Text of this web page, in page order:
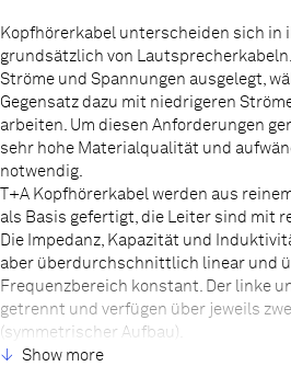
Kopfhörerkabel unterscheiden sich in
grundsätzlich von
Ströme und Spannungen ausgelegt,
Gegensatz dazu mit niedrigeren
arbeiten. Um diesen Anforderungen
sehr hohe Materialqualität und
notwendig.
T+A Kopfhörerkabel werden aus
als Basis gefertigt, die Leiter sind mit
Die Impedanz, Kapazität und
aber überdurchschnittlich linear und
Frequenzbereich konstant. Der linke
getrennt und verfügen über jeweils
(symmetrischer Aufbau).
Um schädliche elektrostatische
Show more